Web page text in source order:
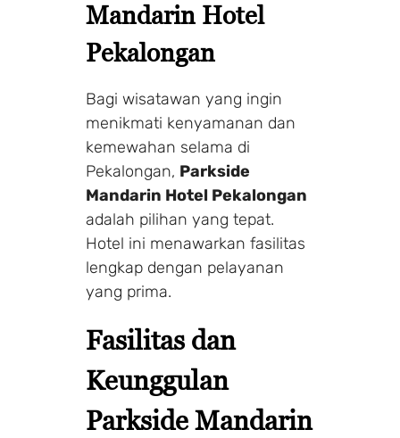
Mandarin Hotel
Pekalongan
Bagi wisatawan yang ingin
menikmati kenyamanan dan
kemewahan selama di
Pekalongan, Parkside
Mandarin Hotel Pekalongan
adalah pilihan yang tepat.
Hotel ini menawarkan fasilitas
lengkap dengan pelayanan
yang prima.
Fasilitas dan
Keunggulan
Parkside Mandarin